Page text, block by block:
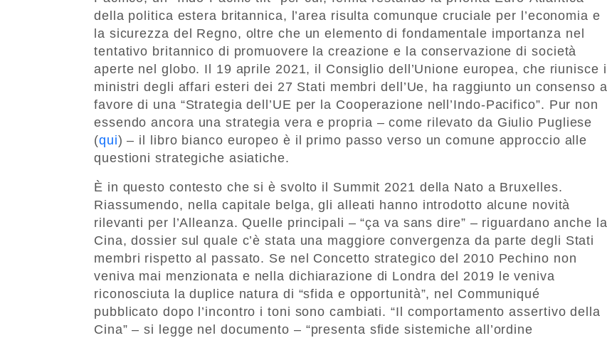
della politica estera britannica, l’area risulta comunque cruciale per l’economia e
la sicurezza del Regno, oltre che un elemento di fondamentale importanza nel
tentativo britannico di promuovere la creazione e la conservazione di società
aperte nel globo. Il 19 aprile 2021, il Consiglio dell’Unione europea, che riunisce i
ministri degli affari esteri dei 27 Stati membri dell’Ue, ha raggiunto un consenso a
favore di una “Strategia dell’UE per la Cooperazione nell’Indo-Pacifico”. Pur non
essendo ancora una strategia vera e propria – come rilevato da Giulio Pugliese
(qui) – il libro bianco europeo è il primo passo verso un comune approccio alle
questioni strategiche asiatiche.
È in questo contesto che si è svolto il Summit 2021 della Nato a Bruxelles.
Riassumendo, nella capitale belga, gli alleati hanno introdotto alcune novità
rilevanti per l’Alleanza. Quelle principali – “ça va sans dire” – riguardano anche la
Cina, dossier sul quale c’è stata una maggiore convergenza da parte degli Stati
membri rispetto al passato. Se nel Concetto strategico del 2010 Pechino non
veniva mai menzionata e nella dichiarazione di Londra del 2019 le veniva
riconosciuta la duplice natura di “sfida e opportunità”, nel Communiqué
pubblicato dopo l’incontro i toni sono cambiati. “Il comportamento assertivo della
Cina” – si legge nel documento – “presenta sfide sistemiche all’ordine